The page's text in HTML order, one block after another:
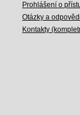
Prohlášení o
Otázky a odpovědi
Kontakty